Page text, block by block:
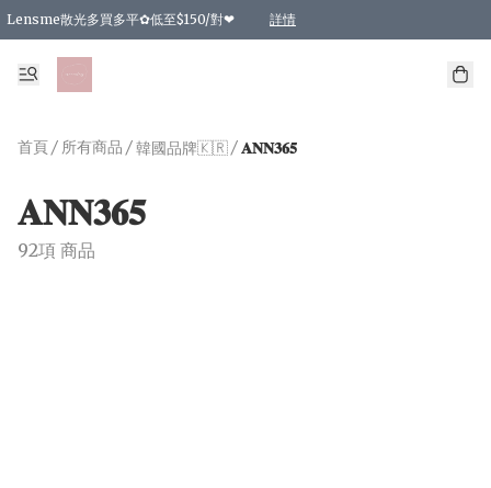
Lensme散光多買多平✿低至$150/對❤ 詳情
台灣Karacon⁩✧日拋 特價清貨❁⃘
日本韓國多款日/月拋現貨☼ 特價❤︎數量有限 售完即止
🇰🇷韓國多款月拋現貨 特價兩對$99✿數量有限 售完即止♫
精選商品，任選買2件或以上9 折；買4件或以上85 折；買6件或以上8 折
精選商品，任選買2件HKD 140.00；買4件HKD 260.00
精選商品，任選買2件HKD 190.00；買4件HKD 360.00
精選商品，任選買2件HKD 110.00；買4件HKD 180.00
精選商品，任選買2件HKD 170.00；買4件HKD 320.00
精選商品，任選買2件或以上減HKD 148.00
精選商品，任選買2件或以上減HKD 148.00
精選商品，任選買2件或以上95 折；買4件或以上9 折；買6件或以上85 折；買8件
精選商品，任選買12件或以上87 折
精選商品，任選買2件或以上減HKD 16.00；買4件或以上減HKD 32.00；買6
精選商品，任選買2件或以上95 折；買4件或以上9 折；買8件或以上85 折；買12
購物滿 HKD 800.00即享免運費優惠！（適用於 特定的送貨方式 )
首頁/ 所有商品 /韓國品牌🇰🇷/𝐀𝐍𝐍𝟑𝟔𝟓
𝐀𝐍𝐍𝟑𝟔𝟓
92項 商品